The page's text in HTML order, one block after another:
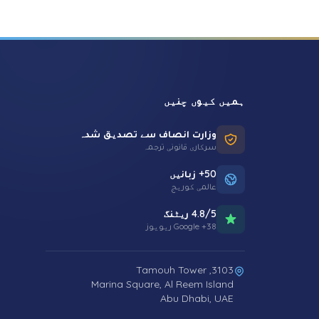
ہمیں کیوں چنیں
وزارت انصاف سے تصدیق شدہ
سرکاری قانونی ترجمہ
50+ زبانیں
عالمی کوریج
4.8/5 ریٹنگ
38+ Google ریویوز
3103, Tamouh Tower
Marina Square, Al Reem Island
Abu Dhabi, UAE